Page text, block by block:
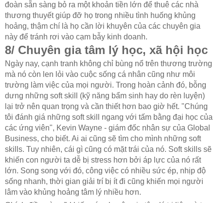
đoàn sẵn sàng bỏ ra một khoản tiền lớn để thuê các nhà
thương thuyết giúp đỡ họ trong nhiều tình huống khủng
hoảng, thậm chí là họ cần lời khuyên của các chuyên gia
này để tránh rơi vào cạm bẫy kinh doanh.
8/ Chuyên gia tâm lý học, xã hội học
Ngày nay, cạnh tranh không chỉ bùng nổ trên thương trường
mà nó còn len lỏi vào cuộc sống cá nhân cũng như môi
trường làm việc của mọi người. Trong hoàn cảnh đó, bỗng
dưng những soft skill (kỹ năng bẩm sinh hay do rèn luyện)
lại trở nên quan trọng và cần thiết hơn bao giờ hết. "Chúng
tôi đánh giá những soft skill ngang với tấm bằng đại học của
các ứng viên", Kevin Wayne - giám đốc nhân sự của Global
Business, cho biết. Ai ai cũng sẽ tìm cho mình những soft
skills. Tuy nhiên, cái gì cũng có mặt trái của nó. Soft skills sẽ
khiến con người ta dễ bị stress hơn bởi áp lực của nó rất
lớn. Song song với đó, công việc có nhiều sức ép, nhịp độ
sống nhanh, thời gian giải trí bị ít đi cũng khiến mọi người
lâm vào khủng hoảng tâm lý nhiều hơn.